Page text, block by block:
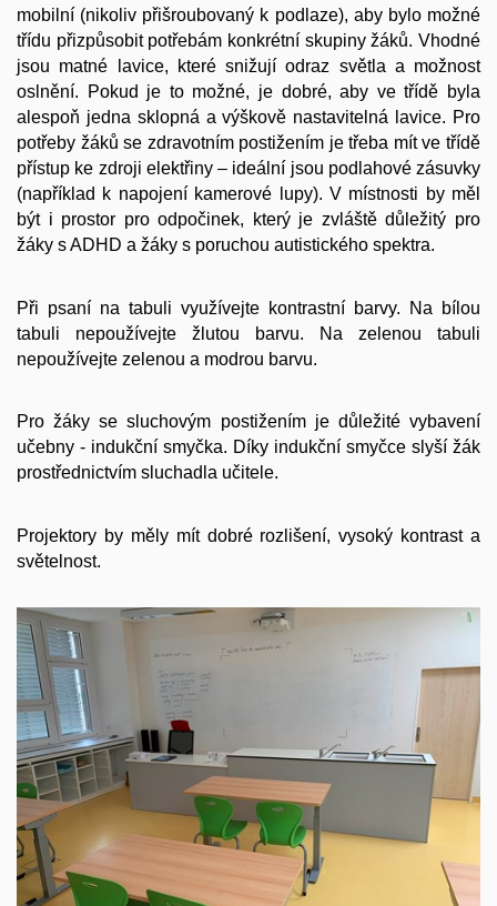
mobilní (nikoliv přišroubovaný k podlaze), aby bylo možné
třídu přizpůsobit potřebám konkrétní skupiny žáků. Vhodné
jsou matné lavice, které snižují odraz světla a možnost
oslnění. Pokud je to možné, je dobré, aby ve třídě byla
alespoň jedna sklopná a výškově nastavitelná lavice. Pro
potřeby žáků se zdravotním postižením je třeba mít ve třídě
přístup ke zdroji elektřiny – ideální jsou podlahové zásuvky
(například k napojení kamerové lupy). V místnosti by měl
být i prostor pro odpočinek, který je zvláště důležitý pro
žáky s ADHD a žáky s poruchou autistického spektra.
Při psaní na tabuli využívejte kontrastní barvy. Na bílou
tabuli nepoužívejte žlutou barvu. Na zelenou tabuli
nepoužívejte zelenou a modrou barvu.
Pro žáky se sluchovým postižením je důležité vybavení
učebny - indukční smyčka. Díky indukční smyčce slyší žák
prostřednictvím sluchadla učitele.
Projektory by měly mít dobré rozlišení, vysoký kontrast a
světelnost.